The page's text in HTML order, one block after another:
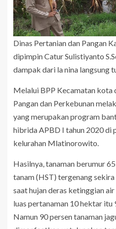
Dinas Pertanian dan Pangan
dipimpin Catur Sulistiyanto
dampak dari la nina langsung
Melalui BPP Kecamatan kota
Pangan dan Perkebunan
yang merupakan program
hibrida APBD I tahun 2020 di
kelurahan Mlatinorowito.
Hasilnya, tanaman berumur
tanam (HST) tergenang
saat hujan deras ketinggian
luas pertanaman 10 hektar itu
Namun 90 persen tanaman